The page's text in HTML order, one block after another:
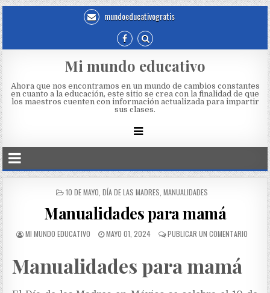
mundoeducativogratis
Mi mundo educativo
Ahora que nos encontramos en un mundo de cambios constantes
en cuanto a la educación, este sitio se crea con la finalidad de que
los maestros cuenten con información actualizada para impartir
sus clases.
10 DE MAYO DÍA DE LAS MADRES MANUALIDADES
Manualidades para mamá
MI MUNDO EDUCATIVO MAYO 01, 2024 PUBLICAR UN COMENTARIO
Manualidades para mamá